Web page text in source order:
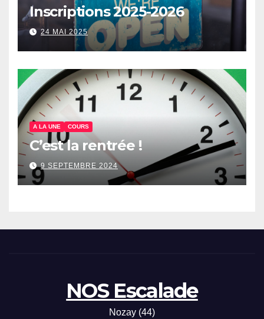
Inscriptions 2025-2026
24 MAI 2025
A LA UNE COURS
C’est la rentrée !
9 SEPTEMBRE 2024
NOS Escalade
Nozay (44)